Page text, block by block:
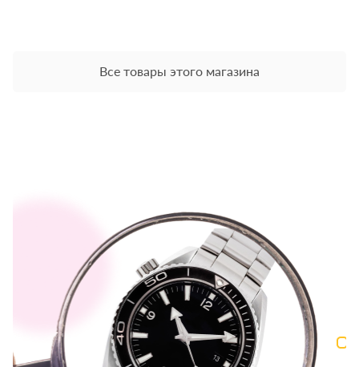
Все товары этого магазина